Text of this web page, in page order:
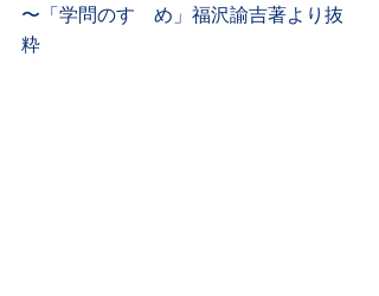
〜「学問のすゝめ」福沢諭吉著より抜
粋